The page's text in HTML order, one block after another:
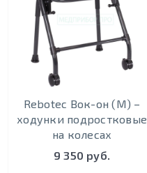
Rebotec Вок-он (M) –
ходунки подростковые
на колесах
9 350 руб.